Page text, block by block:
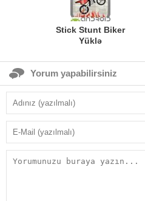
Stick Stunt Biker
Yüklə
Yorum yapabilirsiniz